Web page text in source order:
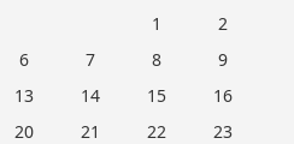
1
2
6 7 8
9
13 14 15
16
20 21 22
23